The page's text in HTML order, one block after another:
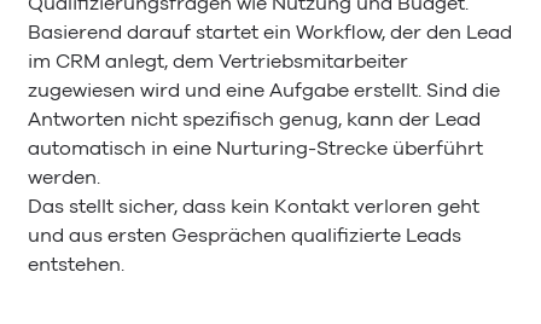
Basierend darauf startet ein Workflow, der den Lead
im CRM anlegt, dem Vertriebsmitarbeiter
zugewiesen wird und eine Aufgabe erstellt. Sind die
Antworten nicht spezifisch genug, kann der Lead
automatisch in eine Nurturing-Strecke überführt
werden.
Das stellt sicher, dass kein Kontakt verloren geht
und aus ersten Gesprächen qualifizierte Leads
entstehen.